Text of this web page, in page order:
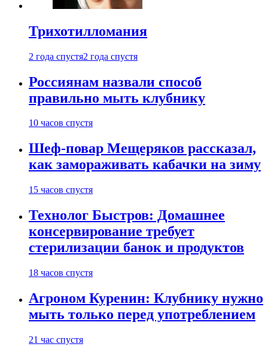
Трихотилломания
2 года спустя2 года спустя
Россиянам назвали способ
правильно мыть клубнику
10 часов спустя
Шеф-повар Мещеряков рассказал,
как замораживать кабачки на зиму
15 часов спустя
Технолог Быстров: Домашнее
консервирование требует
стерилизации банок и продуктов
18 часов спустя
Агроном Куренин: Клубнику нужно
мыть только перед употреблением
21 час спустя